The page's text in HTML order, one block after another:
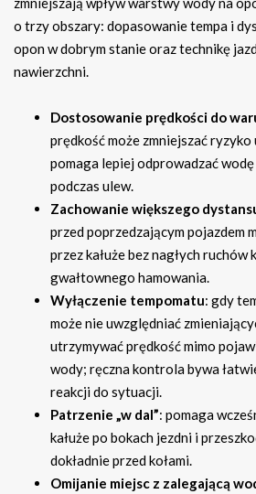
o trzy obszary: dopasowanie tempa i
opon w dobrym stanie oraz technikę
nawierzchni.
Dostosowanie prędkości do
prędkość może zmniejszać
pomaga lepiej odprowadzać
podczas ulew.
Zachowanie większego
przed poprzedzającym pojazdem
przez kałuże bez nagłych ruchów
gwałtownego hamowania.
Wyłączenie tempomatu: gdy
może nie uwzględniać
utrzymywać prędkość mimo
wody; ręczna kontrola bywa
reakcji do sytuacji.
Patrzenie „w dal”: pomaga
kałuże po bokach jezdni i
dokładnie przed kołami.
Omijanie miejsc z zalegającą